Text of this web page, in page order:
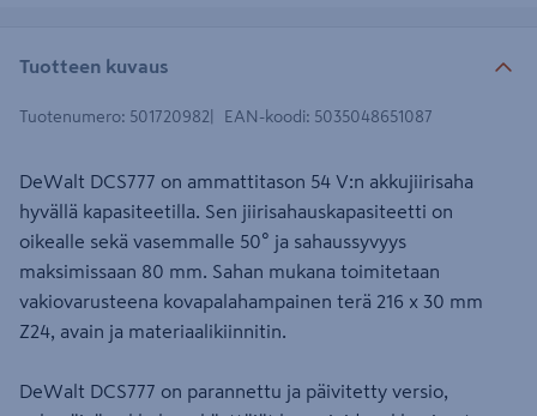
Tuotteen kuvaus
Tuotenumero: 501720982 EAN-koodi: 5035048651087
DeWalt DCS777 on ammattitason 54 V:n akkujiirisaha
hyvällä kapasiteetilla. Sen jiirisahauskapasiteetti on
oikealle sekä vasemmalle 50° ja sahaussyvyys
maksimissaan 80 mm. Sahan mukana toimitetaan
vakiovarusteena kovapalahampainen terä 216 x 30 mm
Z24, avain ja materiaalikiinnitin.
DeWalt DCS777 on parannettu ja päivitetty versio,